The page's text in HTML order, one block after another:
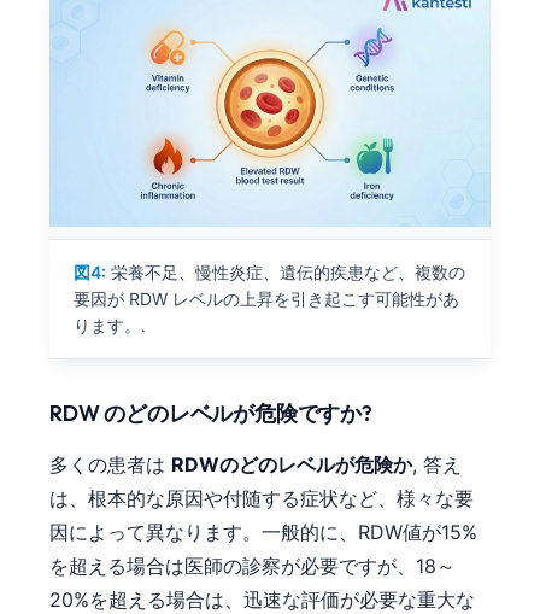
図4: 栄養不足、慢性炎症、遺伝的疾患など、複数の
要因が RDW レベルの上昇を引き起こす可能性があ
ります。.
RDW のどのレベルが危険ですか?
多くの患者は RDWのどのレベルが危険か, 答え
は、根本的な原因や付随する症状など、様々な要
因によって異なります。一般的に、RDW値が15%
を超える場合は医師の診察が必要ですが、18～
20%を超える場合は、迅速な評価が必要な重大な